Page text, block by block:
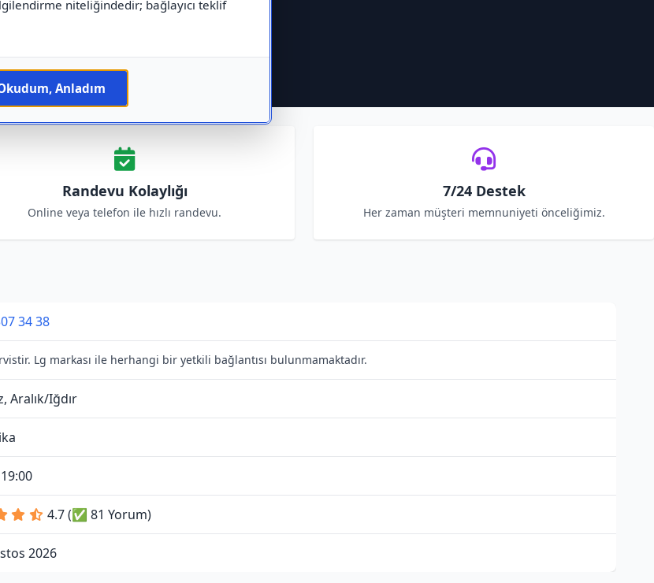
niteliğindedir; bağlayıcı teklif
Anladım
Randevu Kolaylığı
Online veya telefon ile hızlı randevu.
7/24 Destek
Her zaman müşteri memnuniyeti önceliğimiz.
34 38
Lg markası ile herhangi bir yetkili bağlantısı bulunmamaktadır.
Aralık/Iğdır
4.7 (✅ 81 Yorum)
2026